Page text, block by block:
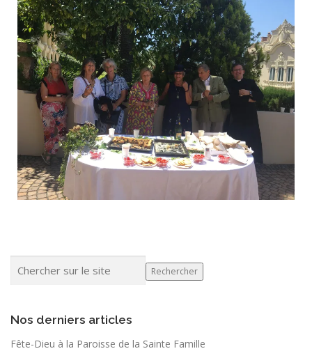
Rechercher
Nos derniers articles
Fête-Dieu à la Paroisse de la Sainte Famille